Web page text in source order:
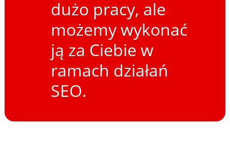
dużo pracy, ale
możemy wykonać
ją za Ciebie w
ramach działań
SEO.